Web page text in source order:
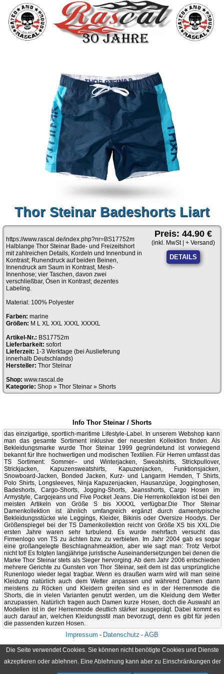
Thor Steinar Badeshorts Liart
https://www.rascal.de/index.php?nr=BS17752m
Halblange Thor Steinar Bade- und Freizeitshort
mit zahlreichen Details, Kordeln und Innenbund in
Kontrast; Runendruck auf beiden Beinen,
Innendruck am Saum in Kontrast, Mesh-
Innenhose; vier Taschen, davon zwei
verschließbar, Ösen in Kontrast; dezentes
Labeling.
Material: 100% Polyester
Farben: marine
Größen: M L XL XXL XXXL XXXXL
Artikel-Nr.: BS17752m
Lieferbarkeit: sofort
Lieferzeit: 1-3 Werktage (bei Auslieferung
innerhalb Deutschlands)
Hersteller: Thor Steinar
Shop: www.rascal.de
Kategorie: Shop » Thor Steinar » Shorts
Preis: 44.90 €
(inkl. MwSt | + Versand)
DETAILS
Info Thor Steinar / Shorts
das einzigartige, sportlich-maritime Lifestyle-Label. In unserem Webshop kann
man das gesamte Sortiment inklusive der neuesten Kollektion finden. Als
Bekleidungsmarke wurde Thor Steinar 1999 gegründetund ist vorwiegend
bekannt für Ihre hochwertigen und modischen Textilien. Für Herren umfasst das
TS Sortiment: Sommer– und Winterjacken, Sweatshirts, Strickpullover,
Strickjacken, Kapuzensweatshirts, Kapuzenjacken, Funktionsjacken,
Snowboard-Jacken, Bonded Jacken, Kurz- und Langarm Hemden, T Shirts,
Polo Shirts, Longsleeves, Ninja Kapuzenjacken, Hausanzüge, Jogginghosen,
Badeshorts, Cargo-Shorts, Jogging-Shorts, Jeansshorts, Cargo Hosen im
Armystyle, Cargojeans und Five Pocket Jeans. Die Herrenkollektion ist bei den
meisten Artikeln von Größe S bis XXXXL verfügbar. Die Thor Steinar
Damenkollektion ist ähnlich umfangreich ergänzt durch damentypische
Bekleidungsstücke wie Leggings, Kleider, Bikinis oder Oversize Hoodys. Der
Größenspiegel bei der TS Damenkollektion reicht von Größe XS bis XXL. Die
ersten Jahre waren sehr turbulend. Es wurde mehrfach versucht das
Firmenlogo von TS zu ächten bzw. zu verbieten. Im Jahr 2004 gab es sogar
eine großangelegte Beschlagnahmeaktion, aber wie sagt man: Trotz Verbot
nicht tot! Es folgten langjährige juristische Auseinandersetzungen bei denen die
Marke Thor Steinar stets als Sieger hervorging. Ab dem Jahr 2006 entschieden
mehrere Gerichte zu Gunsten von Thor Steinar, seit dem ist das ursprüngliche
Runenlogo wieder legal tragbar. Wenn es draußen warm wird will man seine
Kleidung natürlich auch dem Wetter anpassen und während Damen dann
meistens zu Röcken und Kleidern greifen sind es in der Herrenmode die
Shorts, die in vielen Varianten genutzt werden, um die Kleidung dem Wetter
anzupassen. Natürlich tragen auch Damen kurze Hosen, doch die Auswahl an
Modellen ist in der Herrenmode deutlich stärker ausgeprägt. Dabei kommt es
auch darauf an, welchen Kleidungsstil man bevorzugt, denn es gibt für jeden
die passenden kurzen Hosen.
Impressum - Datenschutz - AGB
Die Seite verwendet Cookies. Sie können nicht benötigte Cookies und Dienste
akzeptieren oder ablehnen. Eine Ablehnung kann aber zu Einschränkungen der